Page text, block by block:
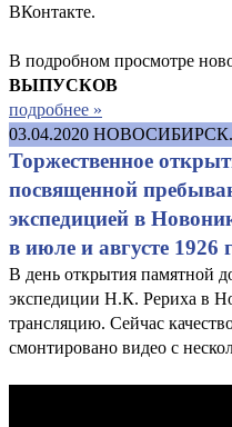
ВКонтакте.
В подробном просмотре
ВЫПУСКОВ
подробнее »
03.04.2020
Торжественное
посвященной
экспедицией в
в июле и августе 1926
В день открытия памятной
экспедиции Н.К. Рериха в
трансляцию. Сейчас
смонтировано видео с